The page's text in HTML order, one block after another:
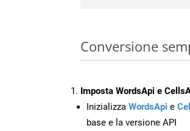
Conversione
Imposta WordsApi e
Inizializza WordsApi e
base e la versione API